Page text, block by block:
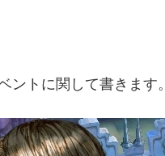
ントに関して書きます。